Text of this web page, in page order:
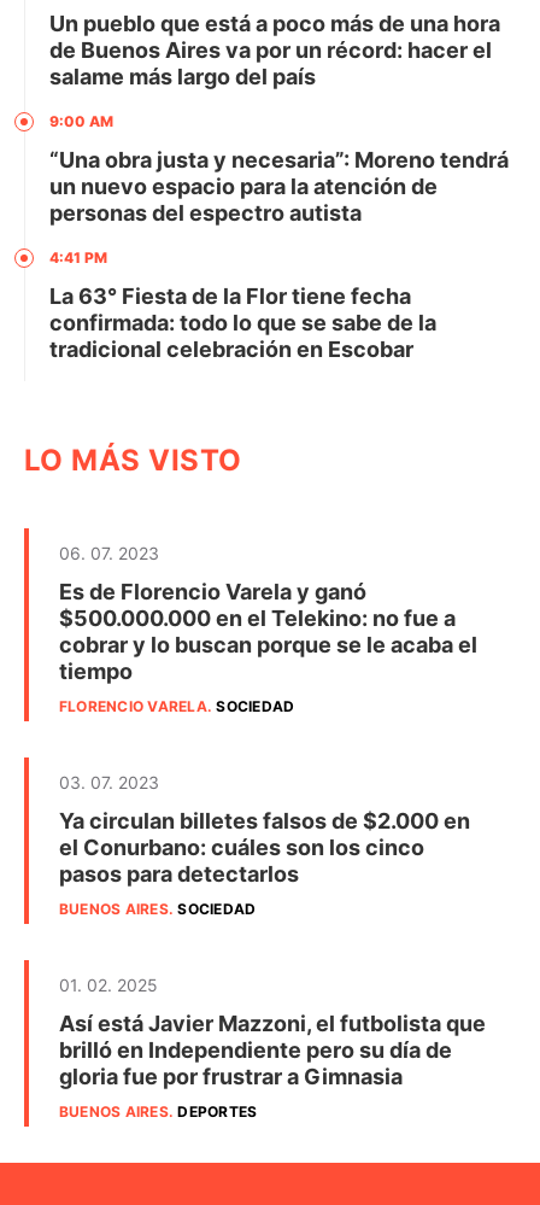
Un pueblo que está a poco más de una hora
de Buenos Aires va por un récord: hacer el
salame más largo del país
9:00 AM
“Una obra justa y necesaria”: Moreno tendrá
un nuevo espacio para la atención de
personas del espectro autista
4:41 PM
La 63° Fiesta de la Flor tiene fecha
confirmada: todo lo que se sabe de la
tradicional celebración en Escobar
LO MÁS VISTO
06. 07. 2023
Es de Florencio Varela y ganó
$500.000.000 en el Telekino: no fue a
cobrar y lo buscan porque se le acaba el
tiempo
FLORENCIO VARELA.SOCIEDAD
03. 07. 2023
Ya circulan billetes falsos de $2.000 en
el Conurbano: cuáles son los cinco
pasos para detectarlos
BUENOS AIRES.SOCIEDAD
01. 02. 2025
Así está Javier Mazzoni, el futbolista que
brilló en Independiente pero su día de
gloria fue por frustrar a Gimnasia
BUENOS AIRES.DEPORTES